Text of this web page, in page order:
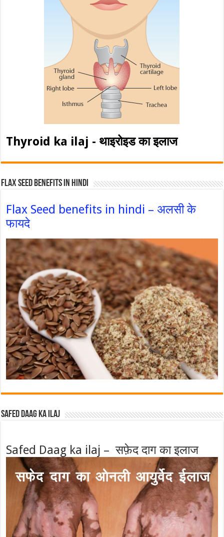
Thyroid ka ilaj - थाइरोइड का इलाज
Flax Seed Benefits in hindi
Flax Seed benefits in hindi – अलसी के
फायदे
Safed Daag ka ilaj
Safed Daag ka ilaj – सफ़ेद दाग का इलाज